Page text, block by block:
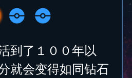
到了１００年以
就会变得如同钻石